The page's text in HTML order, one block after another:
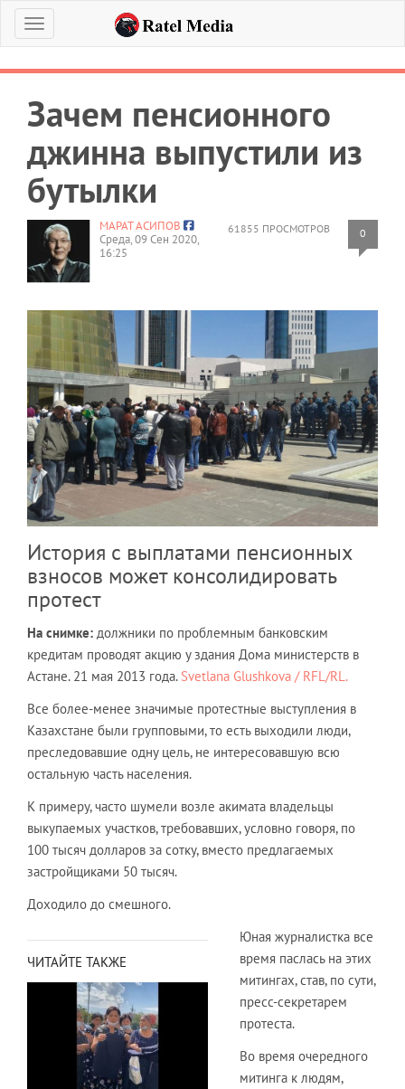
Меню
Зачем пенсионного
джинна выпустили из
бутылки
61855 ПРОСМОТРОВ 0
МАРАТ АСИПОВ
Среда, 09 Сен 2020,
16:25
История с выплатами пенсионных
взносов может консолидировать
протест
На снимке: должники по проблемным банковским
кредитам проводят акцию у здания Дома министерств в
Астане. 21 мая 2013 года. Svetlana Glushkova / RFL/RL.
Все более-менее значимые протестные выступления в
Казахстане были групповыми, то есть выходили люди,
преследовавшие одну цель, не интересовавшую всю
остальную часть населения.
К примеру, часто шумели возле акимата владельцы
выкупаемых участков, требовавших, условно говоря, по
100 тысяч долларов за сотку, вместо предлагаемых
застройщиками 50 тысяч.
Доходило до смешного.
ЧИТАЙТЕ ТАКЖЕ
Юная журналистка все
время паслась на этих
митингах, став, по сути,
пресс-секретарем
протеста.
Во время очередного
митинга к людям,